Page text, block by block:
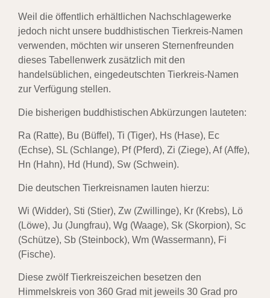
Weil die öffentlich erhältlichen Nachschlagewerke
jedoch nicht unsere buddhistischen Tierkreis-Namen
verwenden, möchten wir unseren Sternenfreunden
dieses Tabellenwerk zusätzlich mit den
handelsüblichen, eingedeutschten Tierkreis-Namen
zur Verfügung stellen.
Die bisherigen buddhistischen Abkürzungen lauteten:
Ra (Ratte), Bu (Büffel), Ti (Tiger), Hs (Hase), Ec
(Echse), SL (Schlange), Pf (Pferd), Zi (Ziege), Af (Affe),
Hn (Hahn), Hd (Hund), Sw (Schwein).
Die deutschen Tierkreisnamen lauten hierzu:
Wi (Widder), Sti (Stier), Zw (Zwillinge), Kr (Krebs), Lö
(Löwe), Ju (Jungfrau), Wg (Waage), Sk (Skorpion), Sc
(Schütze), Sb (Steinbock), Wm (Wassermann), Fi
(Fische).
Diese zwölf Tierkreiszeichen besetzen den
Himmelskreis von 360 Grad mit jeweils 30 Grad pro